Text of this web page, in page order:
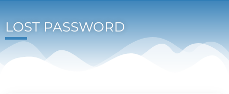
LOST PASSWORD